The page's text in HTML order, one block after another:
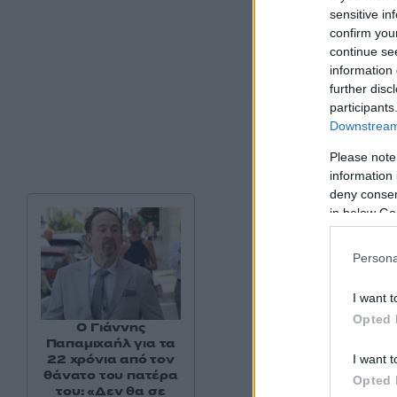
sensitive
confirm
continue
information
further
Please
information
deny
in below
I want
Opted
I want
Opted
about his
— Ryan
Ο Γιάννης
Παπαμιχαήλ για τα
22 χρόνια από τον
θάνατο του πατέρα
του: «Δεν θα σε